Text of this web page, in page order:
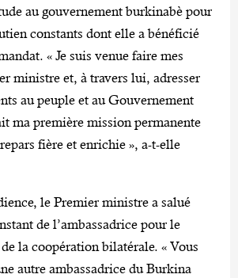
au gouvernement burkinabè pour
constants dont elle a bénéficié
« Je suis venue faire mes
ministre et, à travers lui, adresser
au peuple et au Gouvernement
ma première mission permanente
fière et enrichie », a-t-elle
le Premier ministre a salué
de l’ambassadrice pour le
la coopération bilatérale. « Vous
autre ambassadrice du Burkina